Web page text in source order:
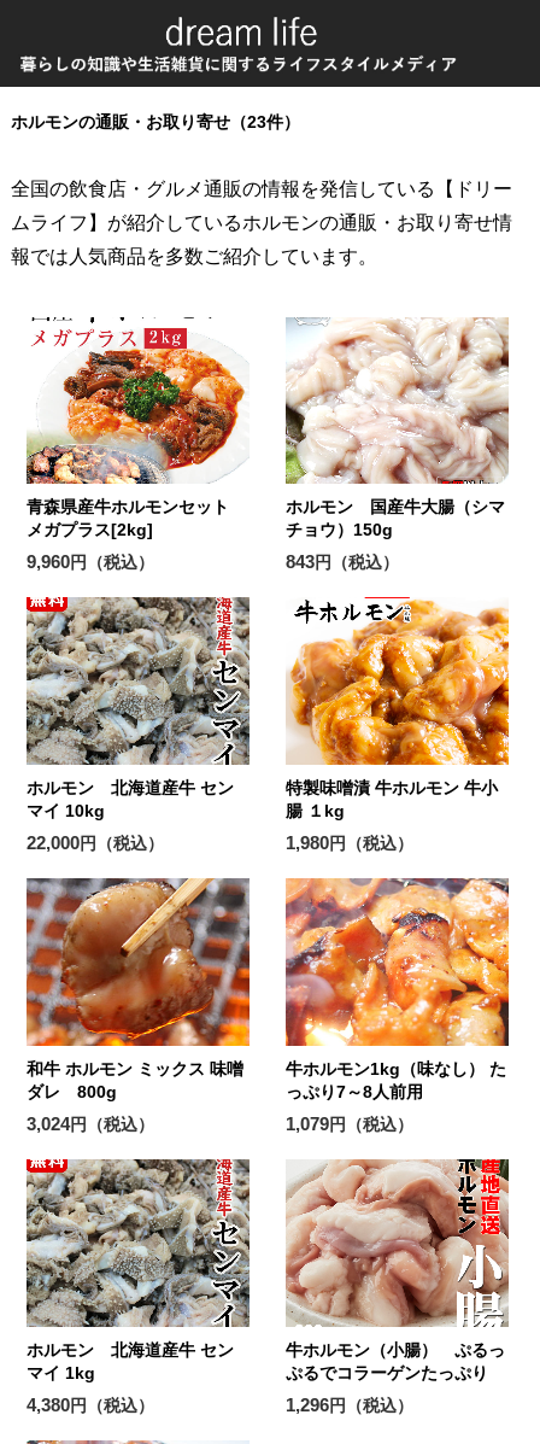
ホルモンの通販・お取り寄せ（23件）
全国の飲食店・グルメ通販の情報を発信している【ドリー
ムライフ】が紹介しているホルモンの通販・お取り寄せ情
報では人気商品を多数ご紹介しています。
青森県産牛ホルモンセット
メガプラス[2kg]
9,960円（税込）
ホルモン 国産牛大腸（シマ
チョウ）150g
843円（税込）
ホルモン 北海道産牛 セン
マイ 10kg
22,000円（税込）
特製味噌漬 牛ホルモン 牛小
腸 １kg
1,980円（税込）
和牛 ホルモン ミックス 味噌
ダレ 800g
3,024円（税込）
牛ホルモン1kg（味なし） た
っぷり7～8人前用
1,079円（税込）
ホルモン 北海道産牛 セン
マイ 1kg
4,380円（税込）
牛ホルモン（小腸） ぷるっ
ぷるでコラーゲンたっぷり
1,296円（税込）